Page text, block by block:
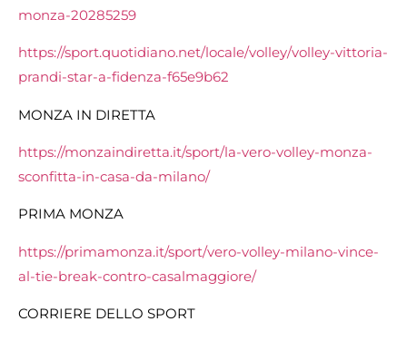
monza-20285259
https://sport.quotidiano.net/locale/volley/volley-vittoria-
prandi-star-a-fidenza-f65e9b62
MONZA IN DIRETTA
https://monzaindiretta.it/sport/la-vero-volley-monza-
sconfitta-in-casa-da-milano/
PRIMA MONZA
https://primamonza.it/sport/vero-volley-milano-vince-
al-tie-break-contro-casalmaggiore/
CORRIERE DELLO SPORT